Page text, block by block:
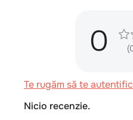
0
Te rugăm să te
Nicio recenzie.